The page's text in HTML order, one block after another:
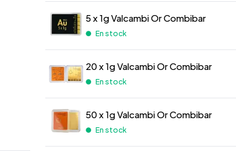
5 x 1g Valcambi Or Combibar
En stock
20 x 1g Valcambi Or Combibar
En stock
50 x 1g Valcambi Or Combibar
En stock